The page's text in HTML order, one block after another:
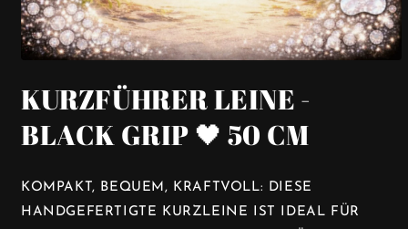
IN
MODAL
KURZFÜHRER LEINE -
BLACK GRIP 🖤 50 CM
KOMPAKT, BEQUEM, KRAFTVOLL: DIESE
HANDGEFERTIGTE KURZLEINE IST IDEAL FÜR